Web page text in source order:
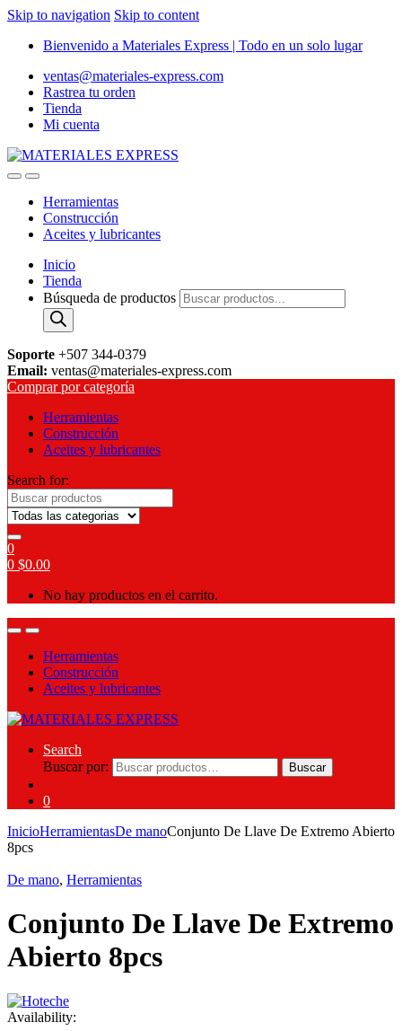
Skip to navigation Skip to content
Bienvenido a Materiales Express | Todo en un solo lugar
ventas@materiales-express.com
Rastrea tu orden
Tienda
Mi cuenta
Herramientas
Construcción
Aceites y lubricantes
Inicio
Tienda
Búsqueda de productos
Soporte +507 344-0379
Email: ventas@materiales-express.com
Comprar por categoría
Herramientas
Construcción
Aceites y lubricantes
Search for:
0
0 $0.00
No hay productos en el carrito.
Herramientas
Construcción
Aceites y lubricantes
Search
Buscar por:
Buscar
0
InicioHerramientasDe manoConjunto De Llave De Extremo Abierto
8pcs
De mano, Herramientas
Conjunto De Llave De Extremo
Abierto 8pcs
Availability: